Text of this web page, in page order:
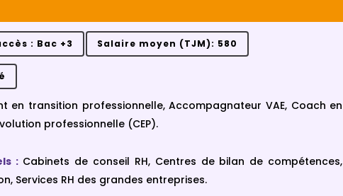
: Bac +3 Salaire moyen (TJM): 580
en transition professionnelle, Accompagnateur VAE, Coach en
professionnelle (CEP).
: Cabinets de conseil RH, Centres de bilan de compétences,
Services RH des grandes entreprises.